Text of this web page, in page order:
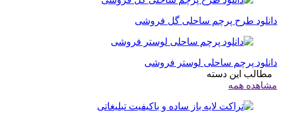
دانلود طرح پرچم ساحلی گل فروشی
دانلود پرچم ساحلی لوستر فروشی
مطالب این دسته
مشاهده همه